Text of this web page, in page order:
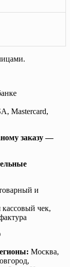
Mastercard,
заказу —
и
чек,
Москва,